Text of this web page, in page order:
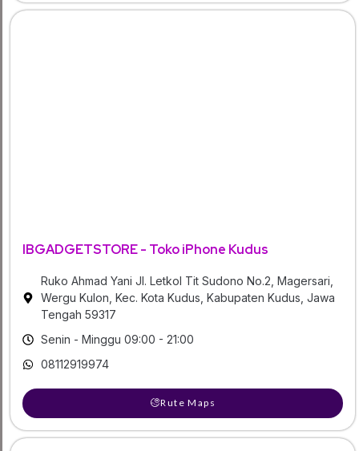
IBGADGETSTORE - Toko iPhone Kudus
Ruko Ahmad Yani Jl. Letkol Tit Sudono No.2, Magersari,
Wergu Kulon, Kec. Kota Kudus, Kabupaten Kudus, Jawa
Tengah 59317
Senin - Minggu 09:00 - 21:00
08112919974
Rute Maps